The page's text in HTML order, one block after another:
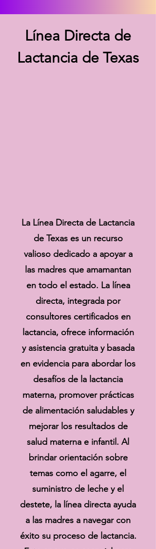
Línea Directa de
Lactancia de Texas
La Línea Directa de Lactancia
de Texas es un recurso
valioso dedicado a apoyar a
las madres que amamantan
en todo el estado. La línea
directa, integrada por
consultores certificados en
lactancia, ofrece información
y asistencia gratuita y basada
en evidencia para abordar los
desafíos de la lactancia
materna, promover prácticas
de alimentación saludables y
mejorar los resultados de
salud materna e infantil. Al
brindar orientación sobre
temas como el agarre, el
suministro de leche y el
destete, la línea directa ayuda
a las madres a navegar con
éxito su proceso de lactancia.